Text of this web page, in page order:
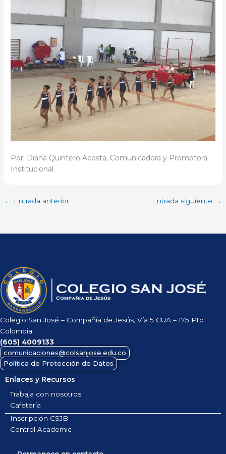
Por: Diana Quintero Acosta, Comunicadora y Promotora
Institucional.
← Entrada anterior Entrada siguiente →
Colegio San José – Compañía de Jesús, Vía 5 CUA – 175 Pto
Colombia
(605) 4009133
comunicaciones@colsanjose.edu.co
Política de Protección de Datos
Enlaces y Recursos
Trabaja con nosotros
Cafetería
Inscripción CSJB
Control Academic